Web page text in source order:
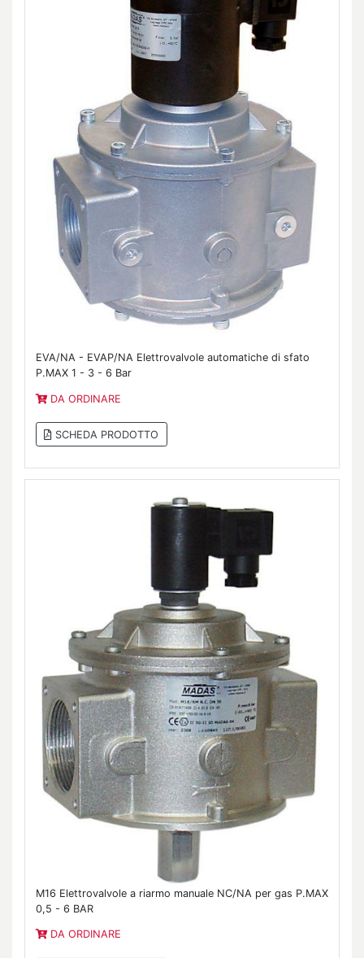
EVA/NA - EVAP/NA Elettrovalvole automatiche di sfato
P.MAX 1 - 3 - 6 Bar
DA ORDINARE
SCHEDA PRODOTTO
M16 Elettrovalvole a riarmo manuale NC/NA per gas P.MAX
0,5 - 6 BAR
DA ORDINARE